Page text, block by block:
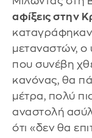
αφίξεις στην
καταγράφηκαν
μεταναστών, ο
που συνέβη
κανόνας, θα
μέτρα, πολύ
αναστολή
ότι «δεν θα